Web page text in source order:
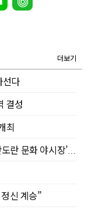
더보기
선다
결성
최
1913송정역시장, ‘어른이와 함께하는 도란도란 문화 야시장’으로 여름밤 활력 더한다
신 계승”